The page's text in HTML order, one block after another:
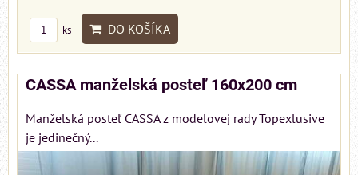
ks DO KOŠÍKA
CASSA manželská posteľ 160x200 cm
Manželská posteľ CASSA z modelovej rady Topexlusive
je jedinečný...